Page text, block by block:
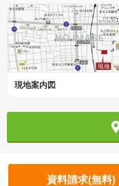
現地案内図
資料請求(無料)